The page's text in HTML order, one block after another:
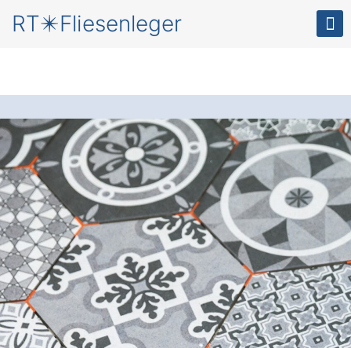
RT✴️Fliesenleger
Neue Fliesenfür Ihr
Zuhause in
Boiensdorf
Der Fliesenleger: Setzen Sie auf
präzises Handwerk und gewinnen Sie